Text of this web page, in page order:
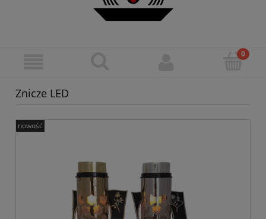
Znicze LED
nowość